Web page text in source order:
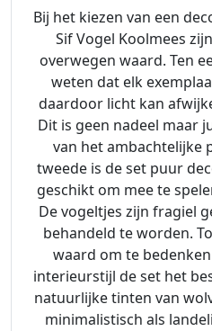
Bij het kiezen van een
Sif Vogel Koolmees
overwegen waard. Ten
weten dat elk
daardoor licht kan
Dit is geen nadeel maar
van het ambachtelijke
tweede is de set puur
geschikt om mee te
De vogeltjes zijn fragiel
behandeld te worden.
waard om te
interieurstijl de set het
natuurlijke tinten van
minimalistisch als